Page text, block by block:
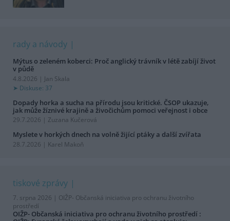
rady a návody
Mýtus o zeleném koberci: Proč anglický trávník v létě zabíjí život
v půdě
4.8.2026 | Jan Skala
Diskuse: 37
Dopady horka a sucha na přírodu jsou kritické. ČSOP ukazuje,
jak může žíznivé krajině a živočichům pomoci veřejnost i obce
29.7.2026 | Zuzana Kučerová
Myslete v horkých dnech na volně žijící ptáky a další zvířata
28.7.2026 | Karel Makoň
tiskové zprávy
7. srpna 2026 | OIŽP- Občanská iniciativa pro ochranu životního
prostředí
OIŽP- Občanská iniciativa pro ochranu životního prostředí :